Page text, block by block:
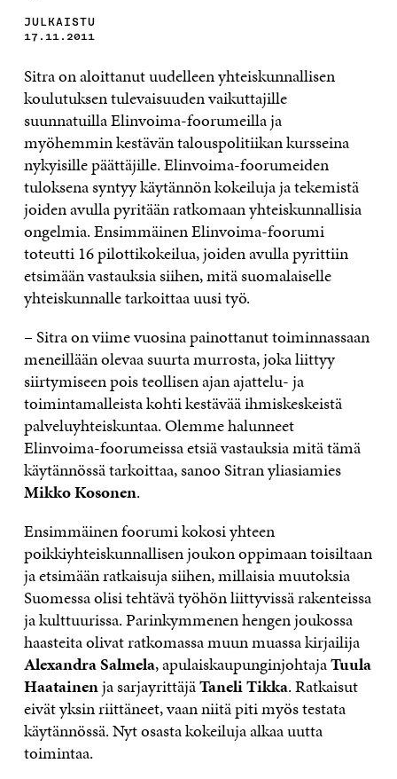
JULKAISTU
17.11.2011
Sitra on aloittanut uudelleen yhteiskunnallisen
koulutuksen tulevaisuuden vaikuttajille
suunnatuilla Elinvoima-foorumeilla ja
myöhemmin kestävän talouspolitiikan kursseina
nykyisille päättäjille. Elinvoima-foorumeiden
tuloksena syntyy käytännön kokeiluja ja tekemistä
joiden avulla pyritään ratkomaan yhteiskunnallisia
ongelmia. Ensimmäinen Elinvoima-foorumi
toteutti 16 pilottikokeilua, joiden avulla pyrittiin
etsimään vastauksia siihen, mitä suomalaiselle
yhteiskunnalle tarkoittaa uusi työ.
– Sitra on viime vuosina painottanut toiminnassaan
meneillään olevaa suurta murrosta, joka liittyy
siirtymiseen pois teollisen ajan ajattelu- ja
toimintamalleista kohti kestävää ihmiskeskeistä
palveluyhteiskuntaa. Olemme halunneet
Elinvoima-foorumeissa etsiä vastauksia mitä tämä
käytännössä tarkoittaa, sanoo Sitran yliasiamies
Mikko Kosonen.
Ensimmäinen foorumi kokosi yhteen
poikkiyhteiskunnallisen joukon oppimaan toisiltaan
ja etsimään ratkaisuja siihen, millaisia muutoksia
Suomessa olisi tehtävä työhön liittyvissä rakenteissa
ja kulttuurissa. Parinkymmenen hengen joukossa
haasteita olivat ratkomassa muun muassa kirjailija
Alexandra Salmela, apulaiskaupunginjohtajaTuula
Haatainenja sarjayrittäjäTaneli Tikka. Ratkaisut
eivät yksin riittäneet, vaan niitä piti myös testata
käytännössä. Nyt osasta kokeiluja alkaa uutta
toimintaa.